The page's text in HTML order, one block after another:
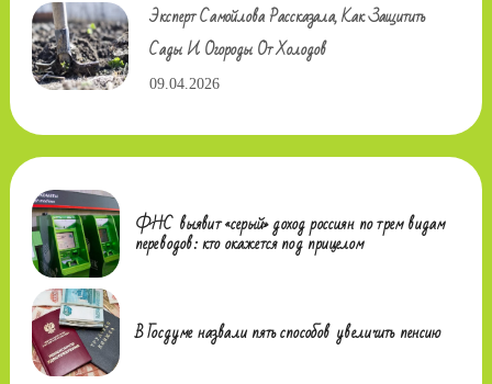
Эксперт Самойлова Рассказала, Как Защитить
Сады И Огороды От Холодов
09.04.2026
ФНС выявит «серый» доход россиян по трем видам
переводов: кто окажется под прицелом
В Госдуме назвали пять способов увеличить пенсию